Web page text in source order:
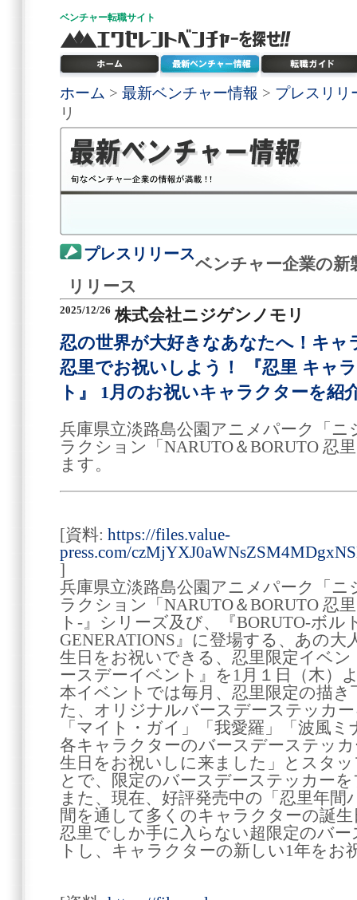
ベンチャー転職サイト
ホーム > 最新ベンチャー情報 > プレスリリ
リ
プレスリリース
ベンチャー企業の新
リリース
2025/12/26 株式会社ニジゲンノモリ
忍の世界が大好きなあなたへ！キャ
忍里でお祝いしよう！ 『忍里 キャ
ト』 1月のお祝いキャラクターを紹
兵庫県立淡路島公園アニメパーク「
ラクション「NARUTO＆BORUTO 忍
ます。
[資料: https://files.value-
press.com/
]
兵庫県立淡路島公園アニメパーク「
ラクション「NARUTO＆BORUTO 忍
ト-』シリーズ及び、『BORUTO-ボル
GENERATIONS』に登場する、あの
生日をお祝いできる、忍里限定イベ
ースデーイベント』を1月１日（木）
本イベントでは毎月、忍里限定の描
た、オリジナルバースデーステッカ
「マイト・ガイ」「我愛羅」「波風
各キャラクターのバースデーステッ
生日をお祝いしに来ました」とスタ
とで、限定のバースデーステッカー
また、現在、好評発売中の「忍里年
間を通して多くのキャラクターの誕
忍里でしか手に入らない超限定のバ
トし、キャラクターの新しい1年をお